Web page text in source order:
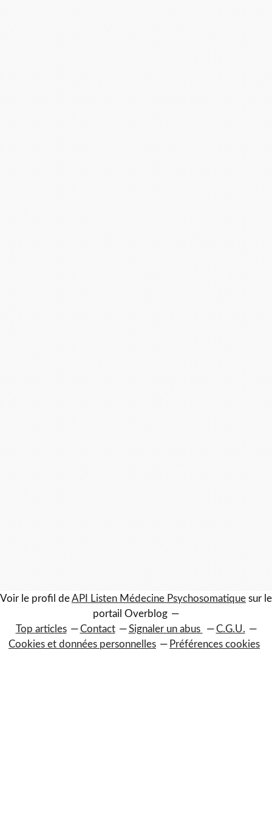
Voir le profil deAPI Listen Médecine Psychosomatique sur le
portail Overblog
Top articles
Contact Signaler un abus
C.G.U.
Cookies et données personnelles
Préférences cookies